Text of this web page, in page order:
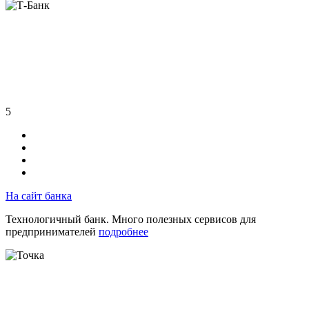
5
На сайт банка
Технологичный банк. Много полезных сервисов для
предпринимателей подробнее